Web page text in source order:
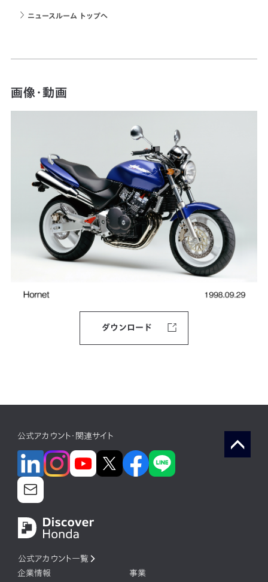
ニュースルーム トップへ
画像・動画
ダウンロード
公式アカウント・関連サイト
公式アカウント一覧
企業情報
事業